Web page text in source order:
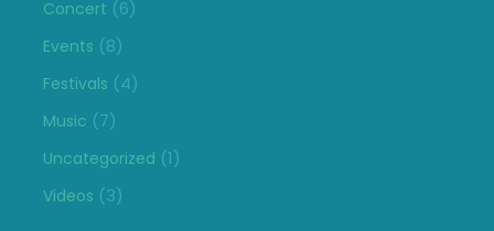
Concert (6)
Events (8)
Festivals (4)
Music (7)
Uncategorized (1)
Videos (3)